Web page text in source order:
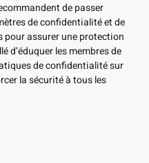
de passer
de confidentialité et de
pour assurer une protection
d’éduquer les membres de
de confidentialité sur
la sécurité à tous les